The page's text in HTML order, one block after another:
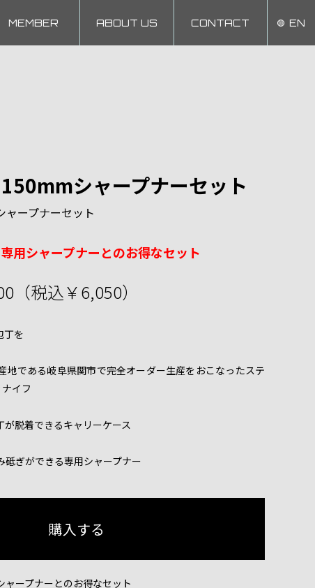
MEMBER ABOUT US CONTACT EN
シャープナーセット
ープナーセット
用シャープナーとのお得なセット
（税込￥6,050）
丁を
地である岐阜県関市で完全オーダー生産をおこなったステ
イフ
が脱着できるキャリーケース
砥ぎができる専用シャープナー
ャープナーとのお得なセット